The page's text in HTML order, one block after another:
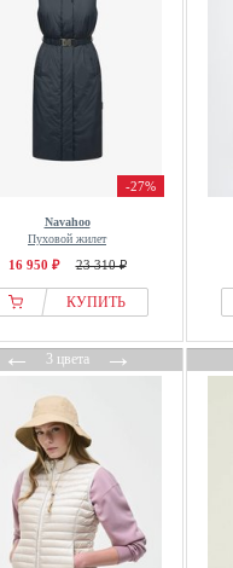
-27%
Navahoo
Пуховой жилет
16 950 ₽ 23 310 ₽
КУПИТЬ
←3 цвета→